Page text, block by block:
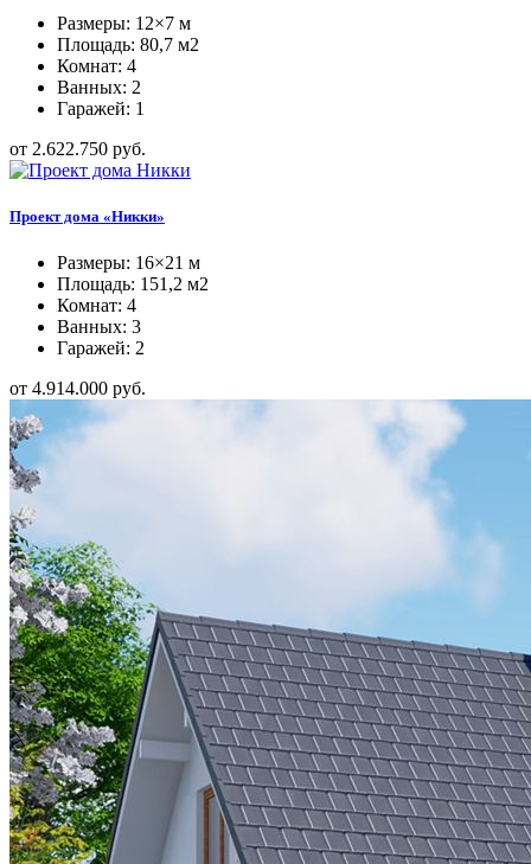
Размеры: 12×7 м
Площадь: 80,7 м2
Комнат: 4
Ванных: 2
Гаражей: 1
от 2.622.750 руб.
Проект дома «Никки»
Размеры: 16×21 м
Площадь: 151,2 м2
Комнат: 4
Ванных: 3
Гаражей: 2
от 4.914.000 руб.